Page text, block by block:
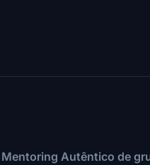
Autêntico de